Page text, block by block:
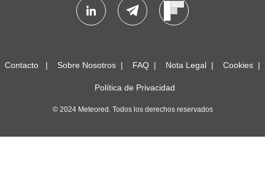
Contacto Sobre Nosotros FAQ Nota Legal Cookies
Política de Privacidad
© 2024 Meteored. Todos los derechos reservados